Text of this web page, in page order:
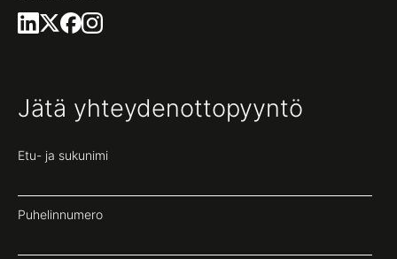
Jätä yhteydenottopyyntö
Etu- ja sukunimi
Puhelinnumero